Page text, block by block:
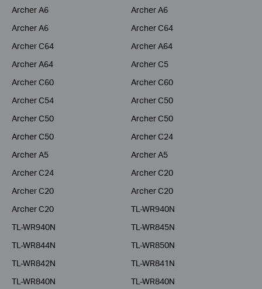
Archer A6
Archer A6
Archer A6
Archer C64
Archer C64
Archer A64
Archer A64
Archer C5
Archer C60
Archer C60
Archer C54
Archer C50
Archer C50
Archer C50
Archer C50
Archer C24
Archer A5
Archer A5
Archer C24
Archer C20
Archer C20
Archer C20
Archer C20
TL-WR940N
TL-WR940N
TL-WR845N
TL-WR844N
TL-WR850N
TL-WR842N
TL-WR841N
TL-WR840N
TL-WR840N